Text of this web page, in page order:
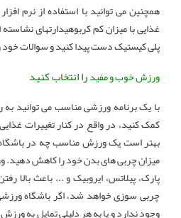
همچنین می توانید با استفاده از نرم
غذایی با میزان کم کربوهیدارتهای
پلی کیستیک دست پیدا کنید و سوالات
ورزش خوب و مفیدرا انتخاب کنید
با یک برنامه ورزشی مناسب می توانید
کمک کنید، در واقع در کنار تغییرات
بهتر است یک ورزش مناسب چه در باشگاه
میزان چربی های بدن خود را کاهش دهید.
پارک، پیلاتس، ایروبیک و ... باعث بالا
چربی سوزی خواهد شد، اگر باشگاه
وجود ندارد و یا به هر دلیلی تمایل به